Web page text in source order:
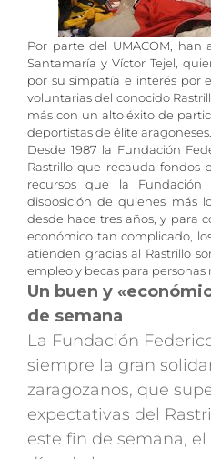
Por parte del UMACOM, han
Santamaría y Víctor Tejel,
por su simpatía e interés por
voluntarias del conocido
más con un alto éxito de
deportistas de élite aragoneses.
Desde 1987 la Fundación
Rastrillo que recauda fondos
recursos que la
disposición de quienes más
desde hace tres años, y para
económico tan complicado,
atienden gracias al Rastrillo
empleo y becas para personas
Un buen y
de semana
La Fundación
siempre la gran
zaragozanos, que
expectativas del
este fin de semana,